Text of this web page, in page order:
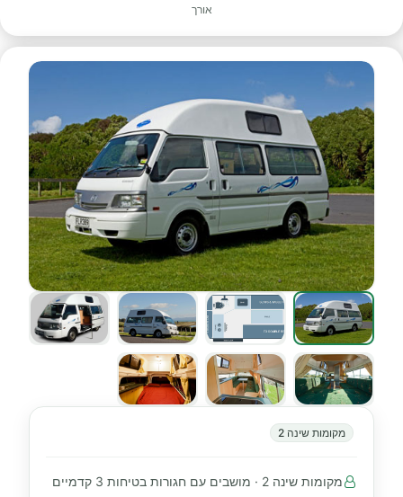
אורך
מקומות שינה 2
מקומות שינה 2 · מושבים עם חגורות בטיחות 3 קדמיים